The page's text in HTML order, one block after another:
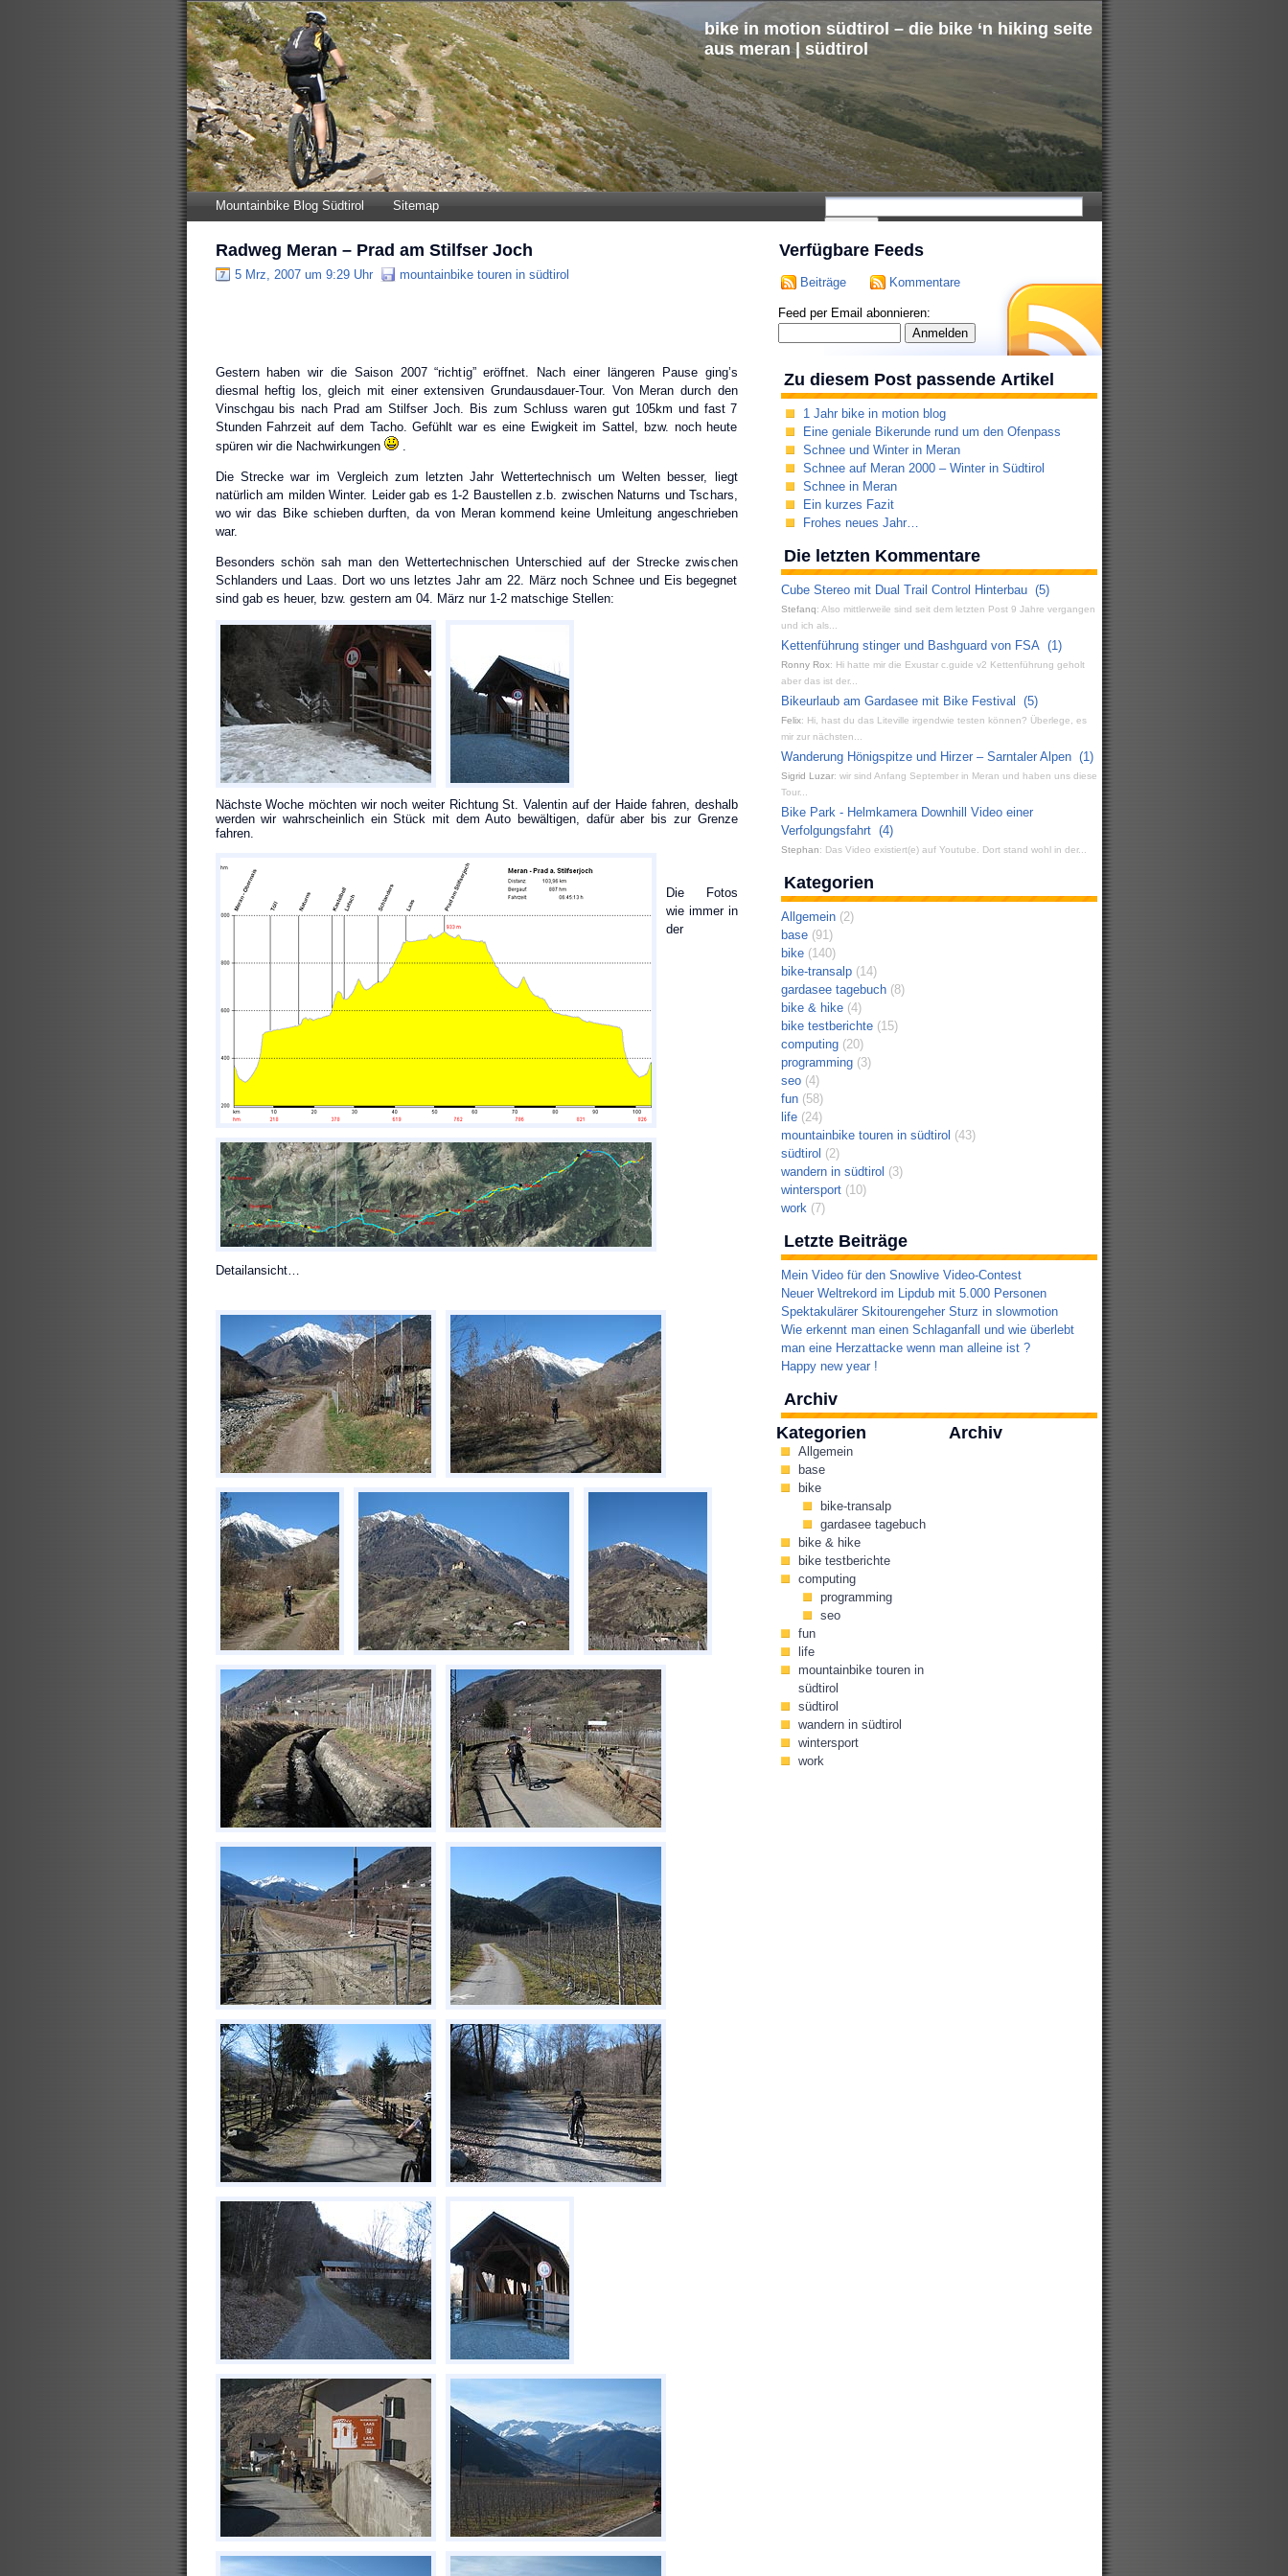
bike in motion südtirol – die bike ‘n hiking seite
aus meran | südtirol
Mountainbike Blog Südtirol Sitemap
Radweg Meran – Prad am Stilfser Joch
5 Mrz, 2007 um 9:29 Uhr mountainbike touren in südtirol
Gestern haben wir die Saison 2007 “richtig” eröffnet. Nach einer längeren Pause ging’s
diesmal heftig los, gleich mit einer extensiven Grundausdauer-Tour. Von Meran durch den
Vinschgau bis nach Prad am Stilfser Joch. Bis zum Schluss waren gut 105km und fast 7
Stunden Fahrzeit auf dem Tacho. Gefühlt war es eine Ewigkeit im Sattel, bzw. noch heute
spüren wir die Nachwirkungen
.
Die Strecke war im Vergleich zum letzten Jahr Wettertechnisch um Welten besser, liegt
natürlich am milden Winter. Leider gab es 1-2 Baustellen z.b. zwischen Naturns und Tschars,
wo wir das Bike schieben durften, da von Meran kommend keine Umleitung angeschrieben
war.
Besonders schön sah man den Wettertechnischen Unterschied auf der Strecke zwischen
Schlanders und Laas. Dort wo uns letztes Jahr am 22. März noch Schnee und Eis begegnet
sind gab es heuer, bzw. gestern am 04. März nur 1-2 matschige Stellen:
Nächste Woche möchten wir noch weiter Richtung St. Valentin auf der Haide fahren, deshalb
werden wir wahrscheinlich ein Stück mit dem Auto bewältigen, dafür aber bis zur Grenze
fahren.
Die Fotos
wie immer in
der
Detailansicht…
Verfügbare Feeds
Beiträge Kommentare
Feed per Email abonnieren:
Zu diesem Post passende Artikel
1 Jahr bike in motion blog
Eine geniale Bikerunde rund um den Ofenpass
Schnee und Winter in Meran
Schnee auf Meran 2000 – Winter in Südtirol
Schnee in Meran
Ein kurzes Fazit
Frohes neues Jahr…
Die letzten Kommentare
Cube Stereo mit Dual Trail Control Hinterbau (5)
Stefanq: Also mittlerweile sind seit dem letzten Post 9 Jahre vergangen
und ich als...
Kettenführung stinger und Bashguard von FSA (1)
Ronny Rox: Hi hatte mir die Exustar c.guide v2 Kettenführung geholt
aber das ist der...
Bikeurlaub am Gardasee mit Bike Festival
(5)
Felix: Hi, hast du das Liteville irgendwie testen können? Überlege, es
mir zur nächsten...
Wanderung Hönigspitze und Hirzer – Sarntaler Alpen (1)
Sigrid Luzar: wir sind Anfang September in Meran und haben uns diese
Tour...
Bike Park - Helmkamera Downhill Video einer
Verfolgungsfahrt (4)
Stephan: Das Video existiert(e) auf Youtube. Dort stand wohl in der...
Kategorien
Allgemein(2)
base(91)
bike(140)
bike-transalp(14)
gardasee tagebuch(8)
bike & hike(4)
bike testberichte(15)
computing(20)
programming(3)
seo(4)
fun(58)
life(24)
mountainbike touren in südtirol (43)
südtirol (2)
wandern in südtirol (3)
wintersport(10)
work(7)
Letzte Beiträge
Mein Video für den Snowlive Video-Contest
Neuer Weltrekord im Lipdub mit 5.000 Personen
Spektakulärer Skitourengeher Sturz in slowmotion
Wie erkennt man einen Schlaganfall und wie überlebt
man eine Herzattacke wenn man alleine ist ?
Happy new year !
Archiv
Kategorien
Allgemein
base
bike
bike-transalp
gardasee tagebuch
bike & hike
bike testberichte
computing
programming
seo
fun
life
mountainbike touren in
südtirol
südtirol
wandern in südtirol
wintersport
work
Archiv